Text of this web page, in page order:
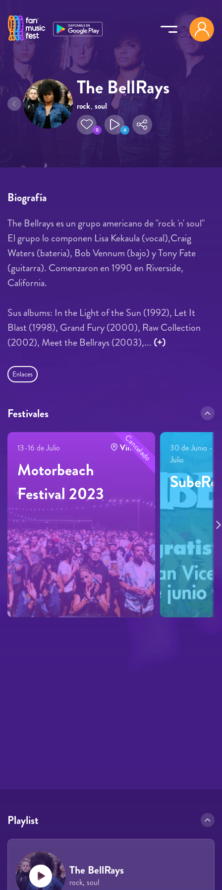
The BellRays
rock, soul
0 4
Biografía
The Bellrays es un grupo americano de "rock 'n' soul"
El grupo lo componen Lisa Kekaula (vocal),Craig
Waters (bateria), Bob Vennum (bajo) y Tony Fate
(guitarra). Comenzaron en 1990 en Riverside,
California.
Sus albums: In the Light of the Sun (1992), Let It
Blast (1998), Grand Fury (2000), Raw Collection
(2002), Meet the Bellrays (2003),... (+)
Enlaces
Festivales
Cancelado
13-16 de Julio Vinuesa
Motorbeach
Festival 2023
30 de Junio - 1
Julio
Playlist
The BellRays
rock, soul